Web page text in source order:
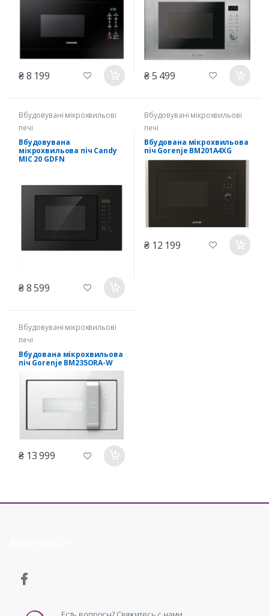
₴ 8 199 ₴ 5 499
Вбудовувані мікрохвильові
печі
Вбудовувана
мiкрохвильова пiч Candy
MIC 20 GDFN
₴ 8 599
Вбудовувані мікрохвильові
печі
Вбудована мікрохвильова
піч Gorenje BM201A4XG
₴ 12 199
Вбудовувані мікрохвильові
печі
Вбудована мікрохвильова
піч Gorenje BM235ORA-W
₴ 13 999